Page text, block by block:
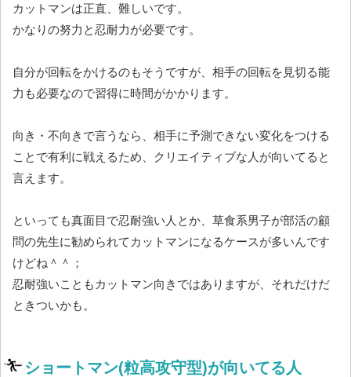
カットマンは正直、難しいです。
かなりの努力と忍耐力が必要です。
自分が回転をかけるのもそうですが、相手の回転を見切る能
力も必要なので習得に時間がかかります。
向き・不向きで言うなら、相手に予測できない変化をつける
ことで有利に戦えるため、クリエイティブな人が向いてると
言えます。
といっても真面目で忍耐強い人とか、草食系男子が部活の顧
問の先生に勧められてカットマンになるケースが多いんです
けどね＾＾；
忍耐強いこともカットマン向きではありますが、それだけだ
ときついかも。
ショートマン(粒高攻守型)が向いてる人